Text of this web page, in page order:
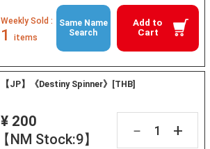
Add to
Cart
Weekly Sold :
1 items
Same Name
Search
【JP】《Destiny Spinner》[THB]
¥ 200
【NM Stock:9】
－ +